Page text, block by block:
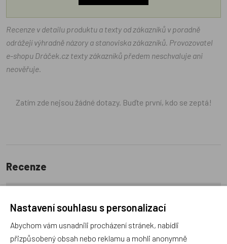
Recenze v detailu produktu a texty od zákazníků v poradně
odrážejí výhradně názory a stanoviska zákazníků. Provozovatel
e-shopu Dráček.cz texty zákazníků předem neschvaluje ani
neověřuje.
Zatím zde nejsou žádné dotazy. Buďte první, kdo se zeptá!
Recenze
produkt ohodnotí!
Přidat hodnocení
Nastavení souhlasu s personalizací
Abychom vám usnadnili procházení stránek, nabídli
přizpůsobený obsah nebo reklamu a mohli anonymně